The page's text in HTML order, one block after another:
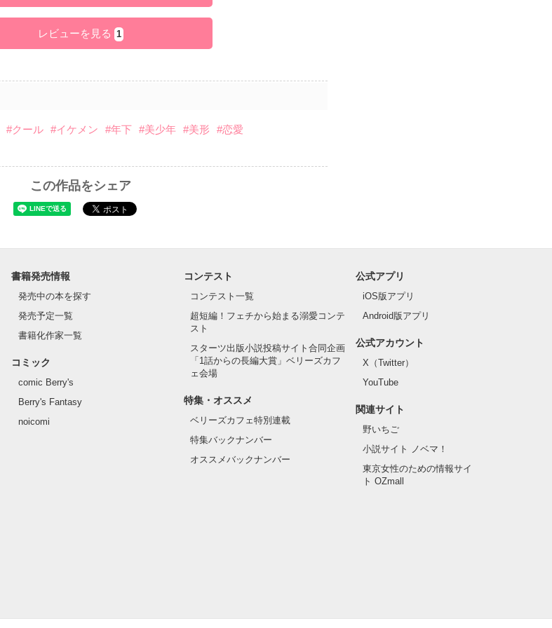
レビューを見る 1
#クール #イケメン #年下 #美少年 #美形 #恋愛
この作品をシェア
書籍発売情報
発売中の本を探す
発売予定一覧
書籍化作家一覧
コミック
comic Berry's
Berry's Fantasy
noicomi
コンテスト
コンテスト一覧
超短編！フェチから始まる溺愛コンテ
スト
スターツ出版小説投稿サイト合同企画
「1話からの長編大賞」ベリーズカフ
ェ会場
特集・オススメ
ベリーズカフェ特別連載
特集バックナンバー
オススメバックナンバー
公式アプリ
iOS版アプリ
Android版アプリ
公式アカウント
X（Twitter）
YouTube
関連サイト
野いちご
小説サイト ノベマ！
東京女性のための情報サイ
ト OZmall